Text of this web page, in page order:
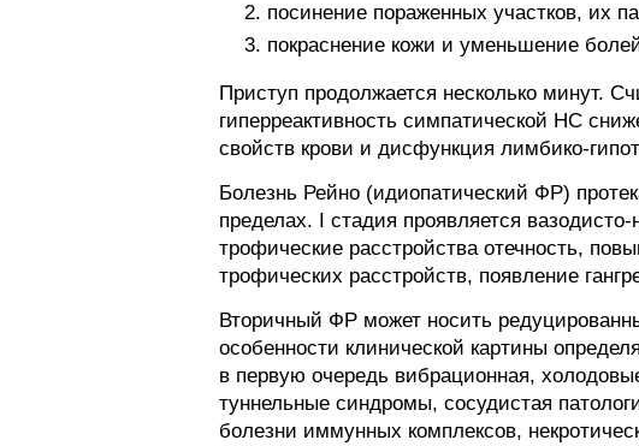
посинение пораженных участков, их
покраснение кожи и уменьшение
Приступ продолжается несколько минут.
гиперреактивность симпатической НС
свойств крови и дисфункция лимбико-
Болезнь Рейно (идиопатический ФР)
пределах. I стадия проявляется
трофические расстройства отечность,
трофических расстройств, появление
Вторичный ФР может носить
особенности клинической картины
в первую очередь вибрационная,
туннельные синдромы, сосудистая
болезни иммунных комплексов,